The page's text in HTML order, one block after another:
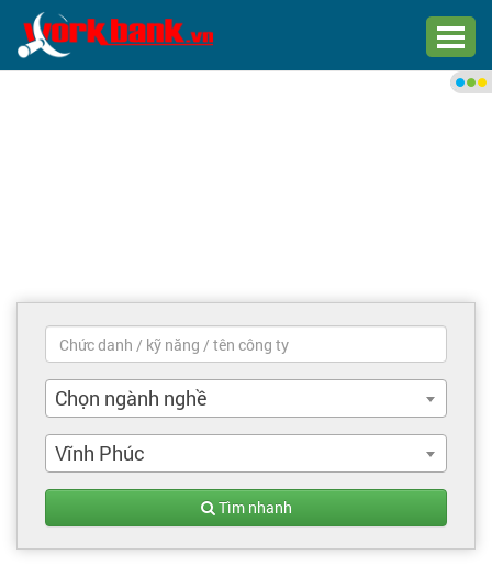
Việc làm mới nhất
Tìm việc làm
Tạo hồ sơ
Cẩm nang việc làm
Chọn ngành nghề
Vĩnh Phúc
Tìm nhanh